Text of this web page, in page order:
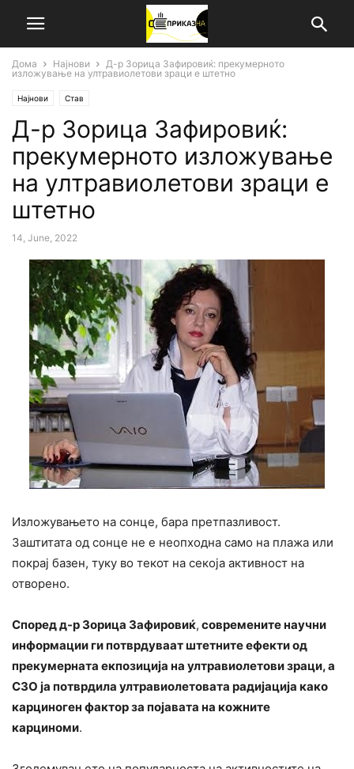
Дома Најнови
Д-р Зорица Зафировиќ: прекумерното
изложување на ултравиолетови зраци е штетно
Најнови Став
Д-р Зорица Зафировиќ:
прекумерното изложување
на ултравиолетови зраци е
штетно
14, June, 2022
Изложувањето на сонце, бара претпазливост.
Заштитата од сонце не е неопходна само на плажа или
покрај базен, туку во текот на секоја активност на
отворено.
Според д-р Зорица Зафировиќ, современите научни
информации ги потврдуваат штетните ефекти од
прекумерната екпозиција на ултравиолетови зраци, а
СЗО ја потврдила ултравиолетовата радијација како
карциноген фактор за појавата на кожните
карциноми.